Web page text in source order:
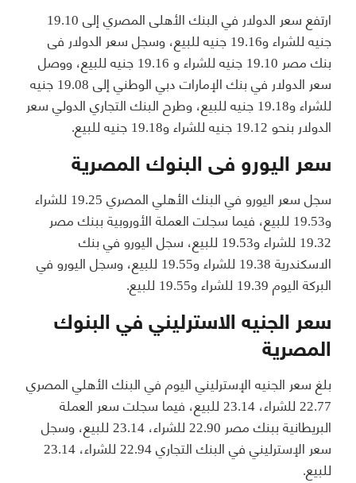
ارتفع سعر الدولار في البنك الأهلى المصري إلى 19.10
جنيه للشراء و19.16 جنيه للبيع، وسجل سعر الدولار فى
بنك مصر 19.10 جنيه للشراء و 19.16 جنيه للبيع، ووصل
سعر الدولار في بنك الإمارات دبي الوطني إلى 19.08 جنيه
للشراء و19.18 جنيه للبيع، وطرح البنك التجاري الدولي سعر
الدولار بنحو 19.12 جنيه للشراء و19.18 جنيه للبيع.
سعر اليورو فى البنوك المصرية
سجل سعر اليورو في البنك الأهلي المصري 19.25 للشراء
و19.53 للبيع، فيما سجلت العملة الأوروبية ببنك مصر
19.32 للشراء و19.53 للبيع، سجل اليورو في بنك
الاسكندرية 19.38 للشراء و19.55 للبيع، وسجل اليورو في
البركة اليوم 19.39 للشراء و19.55 للبيع.
سعر الجنيه الاسترليني في البنوك
المصرية
بلغ سعر الجنيه الإسترليني اليوم في البنك الأهلي المصري
22.77 للشراء، 23.14 للبيع، فيما سجلت سعر العملة
البريطانية ببنك مصر 22.90 للشراء، 23.14 للبيع، وسجل
سعر الإسترليني في البنك التجاري 22.94 للشراء، 23.14
للبيع.